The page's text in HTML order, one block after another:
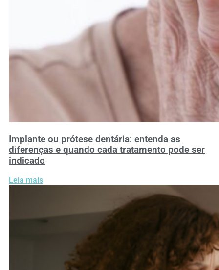
Implante ou prótese dentária: entenda as
diferenças e quando cada tratamento pode ser
indicado
Leia mais